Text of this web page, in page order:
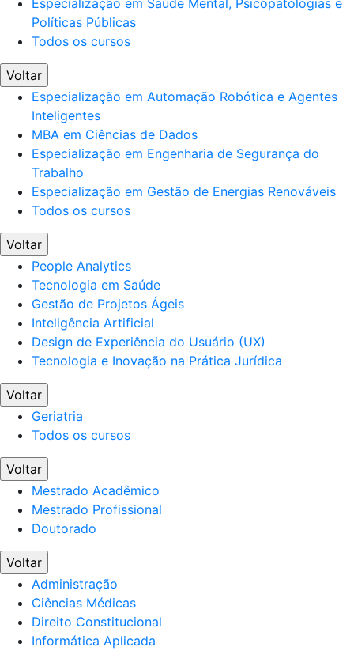
Especialização em Saúde Mental, Psicopatologias e
Políticas Públicas
Todos os cursos
Voltar
Especialização em Automação Robótica e Agentes
Inteligentes
MBA em Ciências de Dados
Especialização em Engenharia de Segurança do
Trabalho
Especialização em Gestão de Energias Renováveis
Todos os cursos
Voltar
People Analytics
Tecnologia em Saúde
Gestão de Projetos Ágeis
Inteligência Artificial
Design de Experiência do Usuário (UX)
Tecnologia e Inovação na Prática Jurídica
Voltar
Geriatria
Todos os cursos
Voltar
Mestrado Acadêmico
Mestrado Profissional
Doutorado
Voltar
Administração
Ciências Médicas
Direito Constitucional
Informática Aplicada